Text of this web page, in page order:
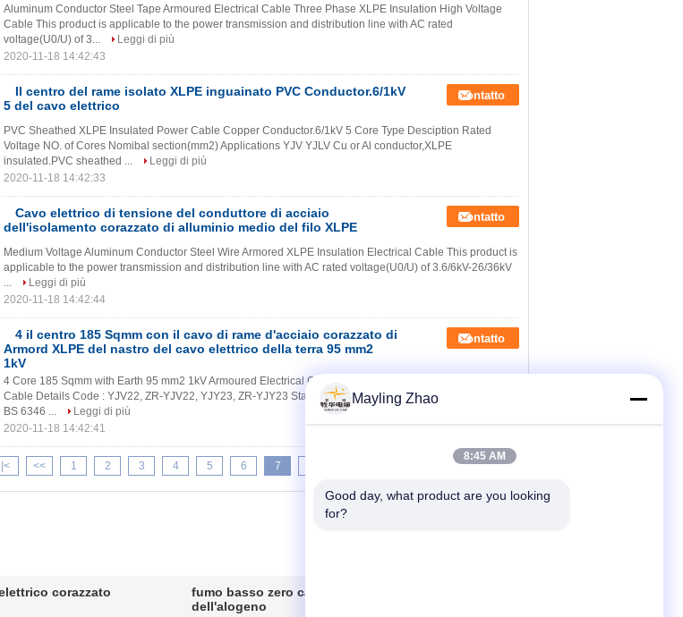
Aluminum Conductor Steel Tape Armoured Electrical Cable Three Phase XLPE Insulation High Voltage
Cable This product is applicable to the power transmission and distribution line with AC rated
voltage(U0/U) of 3...
Leggi di più
2020-11-18 14:42:43
Il centro del rame isolato XLPE inguainato PVC Conductor.6/1kV
5 del cavo elettrico
Contatto
PVC Sheathed XLPE Insulated Power Cable Copper Conductor.6/1kV 5 Core Type Desciption Rated
Voltage NO. of Cores Nomibal section(mm2) Applications YJV YJLV Cu or Al conductor,XLPE
insulated.PVC sheathed ...
Leggi di più
2020-11-18 14:42:33
Cavo elettrico di tensione del conduttore di acciaio
dell'isolamento corazzato di alluminio medio del filo XLPE
Contatto
Medium Voltage Aluminum Conductor Steel Wire Armored XLPE Insulation Electrical Cable This product is
applicable to the power transmission and distribution line with AC rated voltage(U0/U) of 3.6/6kV-26/36kV
...
Leggi di più
2020-11-18 14:42:44
4 il centro 185 Sqmm con il cavo di rame d'acciaio corazzato di
Armord XLPE del nastro del cavo elettrico della terra 95 mm2
1kV
Contatto
4 Core 185 Sqmm with Earth 95 mm2 1kV Armoured Electrical Cable Steel Tape Armord XLPE Copper
Cable Details Code : YJV22, ZR-YJV22, YJY23, ZR-YJY23 Standarts : TS IEC 60502, IEC 502, VDE 0271,
BS 6346 ...
Leggi di più
2020-11-18 14:42:41
|< << 1 2 3 4 5 6 7
corazzato
fumo basso zero cavi
dell'alogeno
Mayling Zhao
8:45 AM
Good day, what product are you looking
for?